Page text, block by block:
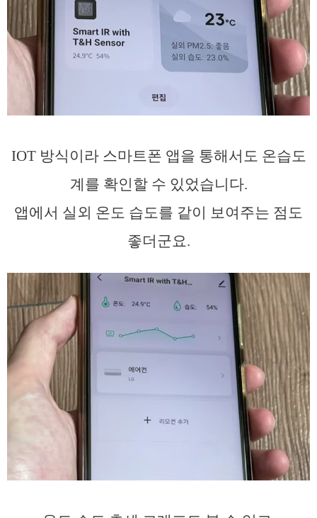
IOT 방식이라 스마트폰 앱을 통해서도 온습도
계를 확인할 수 있었습니다.
앱에서 실외 온도 습도를 같이 보여주는 점도
좋더군요.